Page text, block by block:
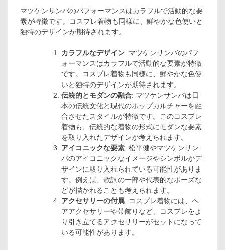
マツケンサンバのパフォーマンスはカラフルで活動的な要
素が特徴です。コスプレ着物も同様に、鮮やかな色使いと
独特のデザインが期待されます。
カラフルなデザイン: マツケンサンバのパフ
ォーマンスはカラフルで活動的な要素が特徴
です。コスプレ着物も同様に、鮮やかな色使
いと独特のデザインが期待されます。
伝統的とモダンの融合: マツケンサンバは日
本の伝統文化と現代のポップカルチャーを融
合させたスタイルが特徴です。このコスプレ
着物も、伝統的な着物の形式にモダンな要素
を取り入れたデザインが考えられます。
アイコニックな要素: 松平健やマツケンサン
バのアイコニックなイメージやシンボルがデ
ザインに取り入れられている可能性がありま
す。例えば、歌詞の一部や代表的なポーズな
どが描かれることも考えられます。
アクセサリーの付属: コスプレ着物には、ヘ
アアクセサリーや帯飾りなど、コスプレをよ
り引き立てるアクセサリーがセットになって
いる可能性があります。